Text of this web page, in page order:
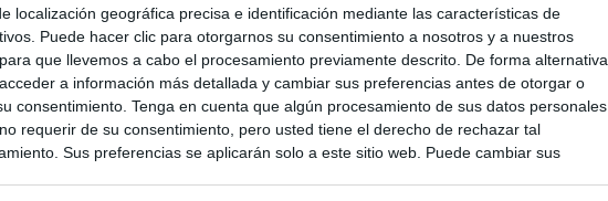
localización geográfica precisa e identificación mediante las características de
Puede hacer clic para otorgarnos su consentimiento a nosotros y a nuestros
que llevemos a cabo el procesamiento previamente descrito. De forma alternativa,
a información más detallada y cambiar sus preferencias antes de otorgar o
consentimiento. Tenga en cuenta que algún procesamiento de sus datos personales
requerir de su consentimiento, pero usted tiene el derecho de rechazar tal
Sus preferencias se aplicarán solo a este sitio web. Puede cambiar sus